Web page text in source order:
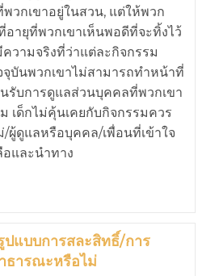
วกเขาอยู่ในสวน, แต่ให้พวก
อายุที่พวกเขาเห็นพอดีที่จะทิ้งไว้
วามจริงที่ว่าแต่ละกิจกรรม
บันพวกเขาไม่สามารถทำหน้าที่
นรับการดูแลส่วนบุคคลที่พวกเขา
เด็กไม่คุ้นเคยกับกิจกรรมควร
ผู้ดูแลหรือบุคคล/เพื่อนที่เข้าใจ
อและนำทาง
ปแบบการสละสิทธิ์/การ
ธารณะหรือไม่